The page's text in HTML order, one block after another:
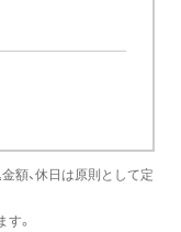
額、休日は原則として定
。